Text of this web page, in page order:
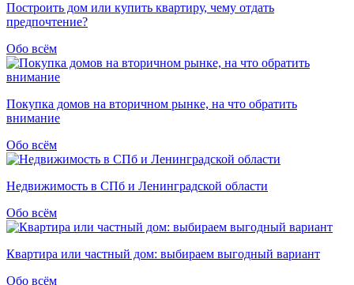
Построить дом или купить квартиру, чему отдать
предпочтение?
Обо всём
Покупка домов на вторичном рынке, на что обратить
внимание
Обо всём
Недвижимость в СПб и Ленинградской области
Обо всём
Квартира или частный дом: выбираем выгодный вариант
Обо всём